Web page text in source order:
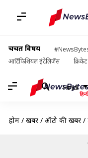
चर्चित विषय
आर्टिफिशियल इंटेलिजेंस
Hindi
होम / खबरें / ऑटो की खबरें /